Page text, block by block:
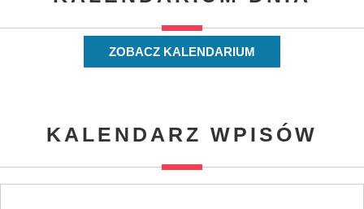
ZOBACZ KALENDARIUM
KALENDARZ WPISÓW